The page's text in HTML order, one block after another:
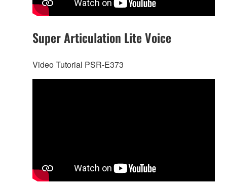
Super Articulation Lite Voice
Video Tutorial PSR-E373